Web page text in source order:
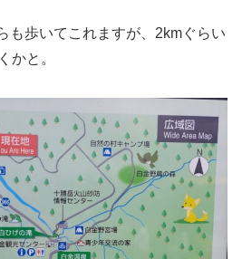
も歩いてこれますが、2kmぐらい
かと。